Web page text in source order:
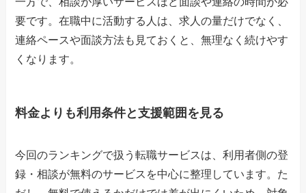
要です。在職中に活動する人は、求人の量だけでなく、
連絡ペースや面談方法も見ておくと、無理なく続けやす
くなります。
料金よりも利用条件と支援範囲を見る
今回のランキングで扱う転職サービスは、利用者側の登
録・相談が無料のサービスを中心に整理しています。た